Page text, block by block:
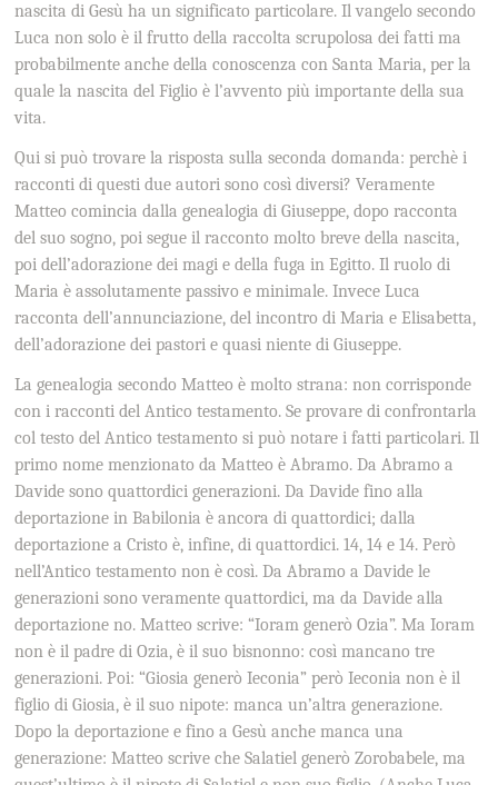
nascita di Gesù ha un significato particolare. Il vangelo secondo
Luca non solo è il frutto della raccolta scrupolosa dei fatti ma
probabilmente anche della conoscenza con Santa Maria, per la
quale la nascita del Figlio è l’avvento più importante della sua
vita.
Qui si può trovare la risposta sulla seconda domanda: perchè i
racconti di questi due autori sono così diversi? Veramente
Matteo comincia dalla genealogia di Giuseppe, dopo racconta
del suo sogno, poi segue il racconto molto breve della nascita,
poi dell’adorazione dei magi e della fuga in Egitto. Il ruolo di
Maria è assolutamente passivo e minimale. Invece Luca
racconta dell’annunciazione, del incontro di Maria e Elisabetta,
dell’adorazione dei pastori e quasi niente di Giuseppe.
La genealogia secondo Matteo è molto strana: non corrisponde
con i racconti del Antico testamento. Se provare di confrontarla
col testo del Antico testamento si può notare i fatti particolari. Il
primo nome menzionato da Matteo è Abramo. Da Abramo a
Davide sono quattordici generazioni. Da Davide fino alla
deportazione in Babilonia è ancora di quattordici; dalla
deportazione a Cristo è, infine, di quattordici. 14, 14 e 14. Però
nell’Antico testamento non è così. Da Abramo a Davide le
generazioni sono veramente quattordici, ma da Davide alla
deportazione no. Matteo scrive: “Ioram generò Ozia”. Ma Ioram
non è il padre di Ozia, è il suo bisnonno: così mancano tre
generazioni. Poi: “Giosia generò Ieconia” però Ieconia non è il
figlio di Giosia, è il suo nipote: manca un’altra generazione.
Dopo la deportazione e fino a Gesù anche manca una
generazione: Matteo scrive che Salatiel generò Zorobabele, ma